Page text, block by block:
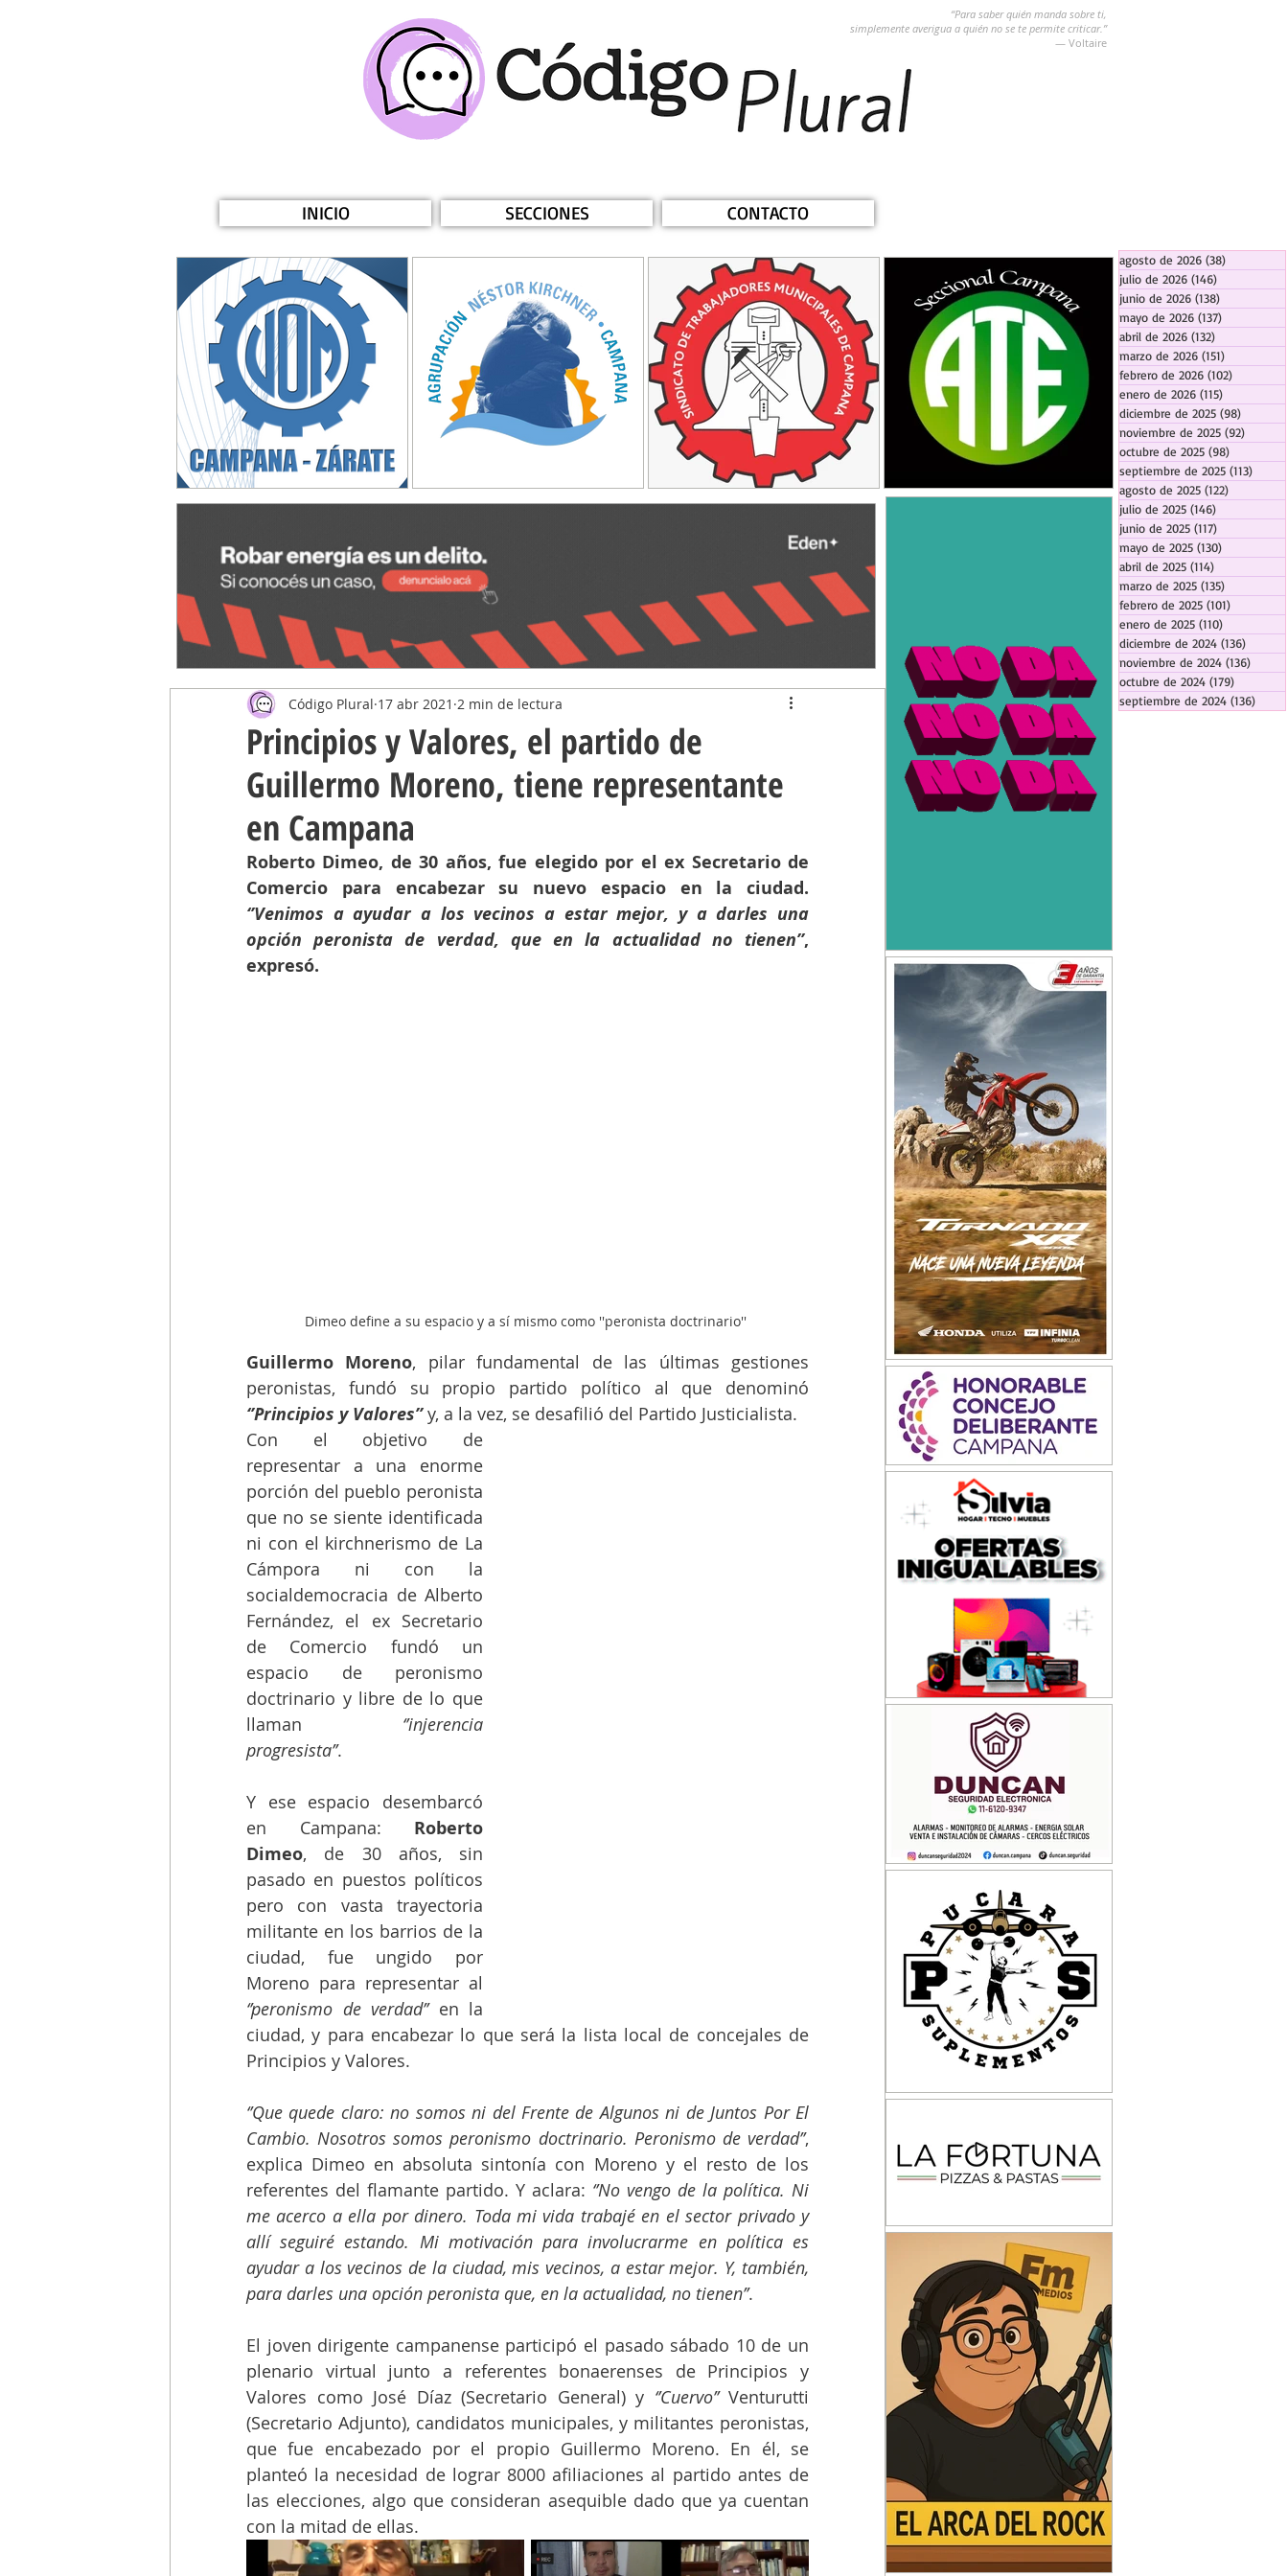
“Para saber quién manda sobre ti,
simplemente averigua a quién no se te permite criticar.”
― Voltaire
INICIO SECCIONES CONTACTO
Principios y Valores, el partido de
Guillermo Moreno, tiene representante
en Campana
Código Plural 17 abr 2021 2 min de lectura
Roberto Dimeo, de 30 años, fue elegido por el ex Secretario de
‘’Venimos a ayudar a los vecinos a estar mejor, y a darles una
opción peronista de verdad, que en la actualidad no tienen’’,
expresó.
Dimeo define a su espacio y a sí mismo como ''peronista doctrinario''
Guillermo Moreno, pilar fundamental de las últimas gestiones
‘’Principios y Valores’’ y, a la vez, se desafilió del Partido Justicialista.
Con el objetivo de
representar a una enorme
porción del pueblo peronista
que no se siente identificada
ni con el kirchnerismo de La
Cámpora ni con la
socialdemocracia de Alberto
Fernández, el ex Secretario
de Comercio fundó un
espacio de peronismo
doctrinario y libre de lo que
llaman ‘’injerencia
progresista’’.
Y ese espacio desembarcó
en Campana: Roberto
Dimeo, de 30 años, sin
pasado en puestos políticos
pero con vasta trayectoria
militante en los barrios de la
ciudad, fue ungido por
‘’peronismo de verdad’’ en la
ciudad, y para encabezar lo que será la lista local de concejales de
Principios y Valores.
‘’Que quede claro: no somos ni del Frente de Algunos ni de Juntos Por El
Cambio. Nosotros somos peronismo doctrinario. Peronismo de verdad’’,
explica Dimeo en absoluta sintonía con Moreno y el resto de los
referentes del flamante partido. Y aclara: ‘’No vengo de la política. Ni
me acerco a ella por dinero. Toda mi vida trabajé en el sector privado y
allí seguiré estando. Mi motivación para involucrarme en política es
ayudar a los vecinos de la ciudad, mis vecinos, a estar mejor. Y, también,
para darles una opción peronista que, en la actualidad, no tienen’’.
El joven dirigente campanense participó el pasado sábado 10 de un
plenario virtual junto a referentes bonaerenses de Principios y
Valores como José Díaz (Secretario General) y ‘’Cuervo’’ Venturutti
(Secretario Adjunto), candidatos municipales, y militantes peronistas,
que fue encabezado por el propio Guillermo Moreno. En él, se
planteó la necesidad de lograr 8000 afiliaciones al partido antes de
las elecciones, algo que consideran asequible dado que ya cuentan
con la mitad de ellas.
agosto de 2026 (38)
julio de 2026 (146)
junio de 2026 (138)
mayo de 2026 (137)
abril de 2026 (132)
marzo de 2026 (151)
febrero de 2026 (102)
enero de 2026 (115)
diciembre de 2025 (98)
noviembre de 2025 (92)
octubre de 2025 (98)
septiembre de 2025 (113)
agosto de 2025 (122)
julio de 2025 (146)
junio de 2025 (117)
mayo de 2025 (130)
abril de 2025 (114)
marzo de 2025 (135)
febrero de 2025 (101)
enero de 2025 (110)
diciembre de 2024 (136)
noviembre de 2024 (136)
octubre de 2024 (179)
septiembre de 2024 (136)